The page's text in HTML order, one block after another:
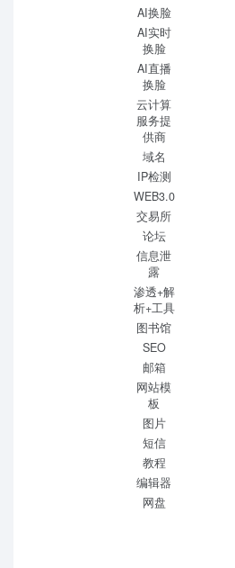
AI换脸
AI实时
换脸
AI直播
换脸
云计算
服务提
供商
域名
IP检测
WEB3.0
交易所
论坛
信息泄
露
渗透+解
析+工具
图书馆
SEO
邮箱
网站模
板
图片
短信
教程
编辑器
网盘